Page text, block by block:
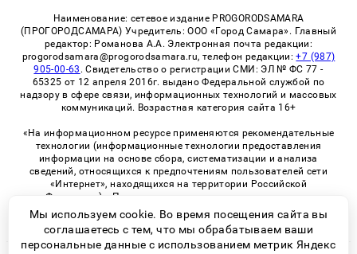
Наименование: сетевое издание PROGORODSAMARA
(ПРОГОРОДСАМАРА) Учредитель: ООО «Город Самара». Главный
редактор: Романова А.А. Электронная почта редакции:
progorodsamara@progorodsamara.ru, телефон редакции:+7 (987)
905-00-63 . Свидетельство о регистрации СМИ: ЭЛ № ФС 77 -
65325 от 12 апреля 2016г. выдано Федеральной службой по
надзору в сфере связи, информационных технологий и массовых
коммуникаций. Возрастная категория сайта 16+
«На информационном ресурсе применяются рекомендательные
технологии (информационные технологии предоставления
информации на основе сбора, систематизации и анализа
сведений, относящихся к предпочтениям пользователей сети
«Интернет», находящихся на территории Российской
Федерации)». Правила применения рекомендательных
технологий в виджетах рекламно-обменной сети
«СМИ2» (PDF)
Мы используем cookie. Во время посещения сайта вы
соглашаетесь с тем, что мы обрабатываем ваши
персональные данные с использованием метрик Яндекс